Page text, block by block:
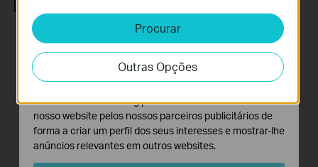
What should I do if I
cannot access the
internet? - Using a
TP-Link router
If you can’t access the internet using a cable modem and TP-Link router, follow this video step by step to solve your problem.
How to set up Port
Forwarding on a TP-
Link router
Mais
Procurar
Outras Opções
Cookies de Análise e Marketing
Os cookies de analise permite-nos analisar as suas
atividades no nosso website para melhorar e ajustar a
funcionalidade do nosso website.
O cookies de marketing podem ser definidos através do
nosso website pelos nossos parceiros publicitários de
forma a criar um perfil dos seus interesses e mostrar-lhe
anúncios relevantes em outros websites.